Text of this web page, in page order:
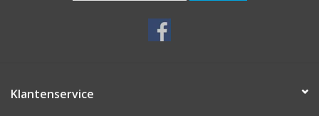
Klantenservice